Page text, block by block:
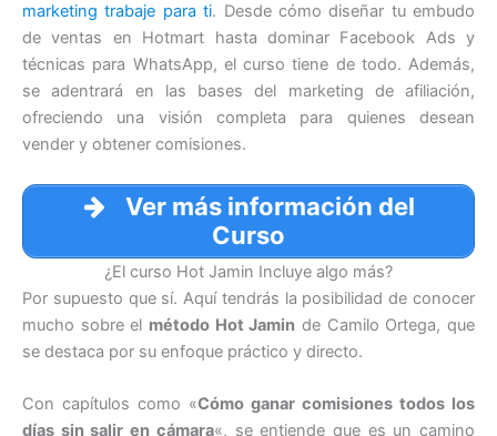
marketing trabaje para ti. Desde cómo diseñar tu embudo
de ventas en Hotmart hasta dominar Facebook Ads y
técnicas para WhatsApp, el curso tiene de todo. Además,
se adentrará en las bases del marketing de afiliación,
ofreciendo una visión completa para quienes desean
vender y obtener comisiones.
Ver más información del
Curso
¿El curso Hot Jamin Incluye algo más?
Por supuesto que sí. Aquí tendrás la posibilidad de conocer
mucho sobre el método Hot Jamin de Camilo Ortega, que
se destaca por su enfoque práctico y directo.
Con capítulos como «Cómo ganar comisiones todos los
días sin salir en cámara«, se entiende que es un camino